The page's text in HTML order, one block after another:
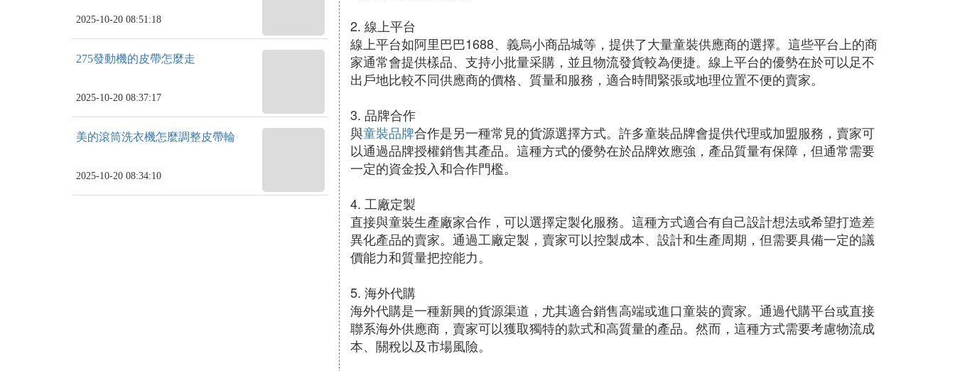
2025-10-20 08:51:18
275發動機的皮帶怎麼走
2025-10-20 08:37:17
美的滾筒洗衣機怎麼調整皮帶輪
2025-10-20 08:34:10
2. 線上平台
線上平台如阿里巴巴1688、義烏小商品城等，提供了大量童裝供應商的選擇。這些平台上的商
家通常會提供樣品、支持小批量采購，並且物流發貨較為便捷。線上平台的優勢在於可以足不
出戶地比較不同供應商的價格、質量和服務，適合時間緊張或地理位置不便的賣家。
3. 品牌合作
與童裝品牌合作是另一種常見的貨源選擇方式。許多童裝品牌會提供代理或加盟服務，賣家可
以通過品牌授權銷售其產品。這種方式的優勢在於品牌效應強，產品質量有保障，但通常需要
一定的資金投入和合作門檻。
4. 工廠定製
直接與童裝生產廠家合作，可以選擇定製化服務。這種方式適合有自己設計想法或希望打造差
異化產品的賣家。通過工廠定製，賣家可以控製成本、設計和生產周期，但需要具備一定的議
價能力和質量把控能力。
5. 海外代購
海外代購是一種新興的貨源渠道，尤其適合銷售高端或進口童裝的賣家。通過代購平台或直接
聯系海外供應商，賣家可以獲取獨特的款式和高質量的產品。然而，這種方式需要考慮物流成
本、關稅以及市場風險。